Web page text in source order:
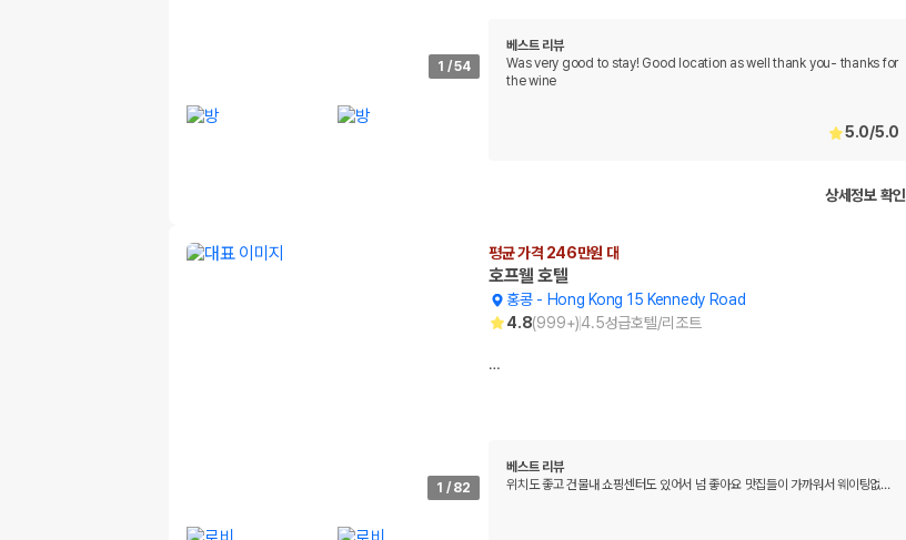
1 /54
베스트 리뷰
Was very good to stay! Good location as well thank you- thanks for
the wine
5.0/5.0
상세정보 확인
1 / 82
평균 가격 246만원 대
호프웰 호텔
홍콩- Hong Kong 15 Kennedy Road
4.8(999+)4.5성급호텔/리조트
…
베스트 리뷰
위치도 좋고 건물내 쇼핑센터도 있어서 넘 좋아요 맛집들이 가까워서 웨이팅없…